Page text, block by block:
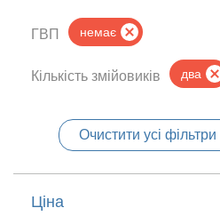
ГВП немає
Кількість змійовиків два
Очистити усі фільтри
Ціна